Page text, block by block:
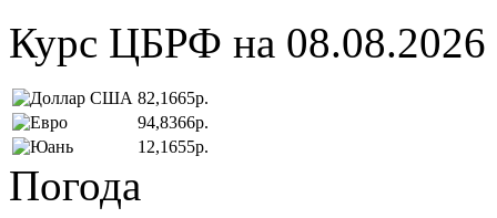
Курс ЦБРФ на 08.08.2026
82,1665р.
94,8366р.
12,1655р.
Погода